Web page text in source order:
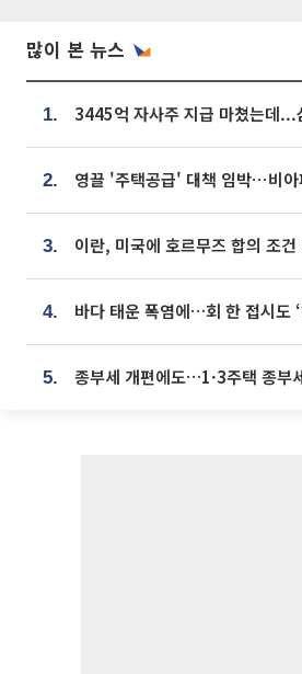
많이 본 뉴스
1.
2.
3.
4. 바다 태운 폭염에…회 한 접시도
5.